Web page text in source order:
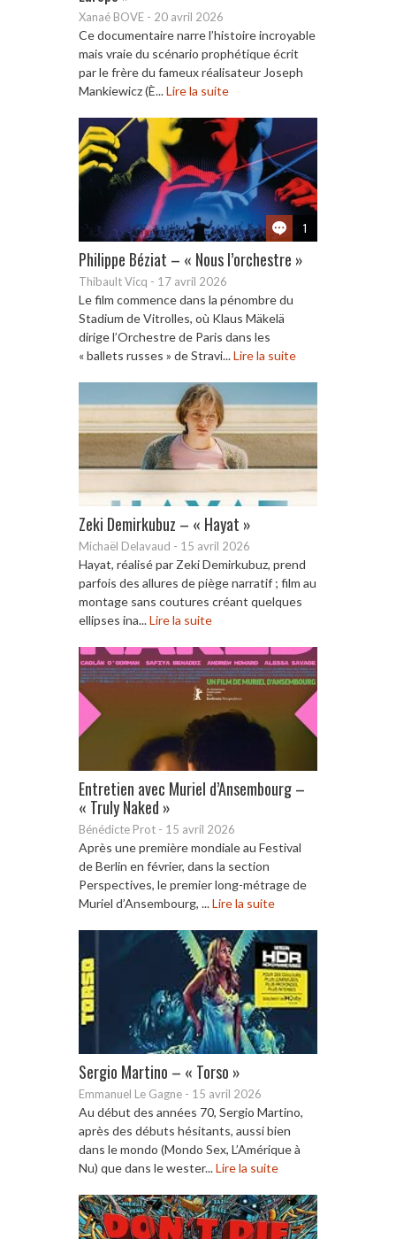
Xanaé BOVE - 20 avril 2026
Ce documentaire narre l’histoire incroyable
mais vraie du scénario prophétique écrit
par le frère du fameux réalisateur Joseph
Mankiewicz (È...Lire la suite
1
Philippe Béziat – « Nous l’orchestre »
Thibault Vicq - 17 avril 2026
Le film commence dans la pénombre du
Stadium de Vitrolles, où Klaus Mäkelä
dirige l’Orchestre de Paris dans les
« ballets russes » de Stravi...Lire la suite
Zeki Demirkubuz – « Hayat »
Michaël Delavaud - 15 avril 2026
Hayat, réalisé par Zeki Demirkubuz, prend
parfois des allures de piège narratif ; film au
montage sans coutures créant quelques
ellipses ina...Lire la suite
Entretien avec Muriel d’Ansembourg –
« Truly Naked »
Bénédicte Prot - 15 avril 2026
Après une première mondiale au Festival
de Berlin en février, dans la section
Perspectives, le premier long-métrage de
Muriel d’Ansembourg, ...Lire la suite
Sergio Martino – « Torso »
Emmanuel Le Gagne - 15 avril 2026
Au début des années 70, Sergio Martino,
après des débuts hésitants, aussi bien
dans le mondo (Mondo Sex, L’Amérique à
Nu) que dans le wester...Lire la suite